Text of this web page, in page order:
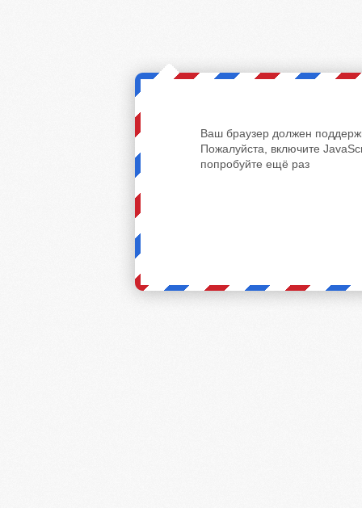
Ваш браузер должен
Пожалуйста, включите
попробуйте ещё раз